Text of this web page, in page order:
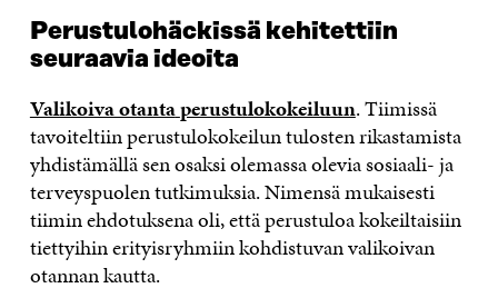
Perustulohäckissä kehitettiin
seuraavia ideoita
Valikoiva otantaperustulokokeiluun. Tiimissä
tavoiteltiin perustulokokeilun tulosten rikastamista
yhdistämällä sen osaksi olemassa olevia sosiaali- ja
terveyspuolen tutkimuksia. Nimensä mukaisesti
tiimin ehdotuksena oli, että perustuloa kokeiltaisiin
tiettyihin erityisryhmiin kohdistuvan valikoivan
otannan kautta.